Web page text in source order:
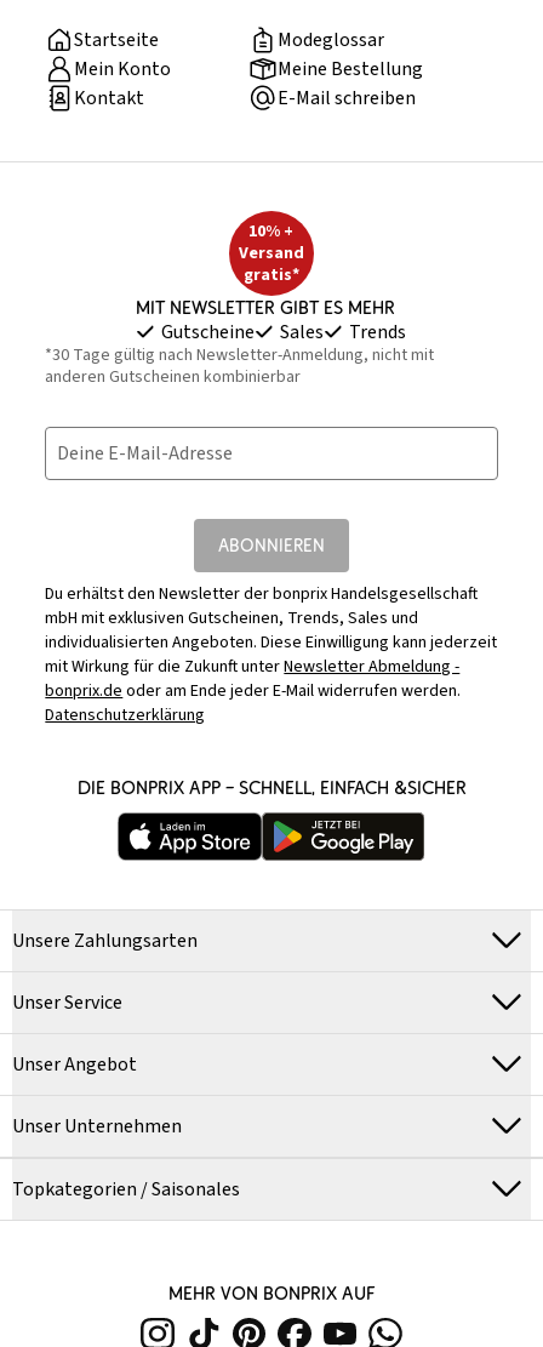
Startseite
Modeglossar
Mein Konto
Meine Bestellung
Kontakt
E-Mail schreiben
10% +
Versand
gratis*
Mit Newsletter gibt es mehr
Gutscheine Sales Trends
*30 Tage gültig nach Newsletter-Anmeldung, nicht mit
anderen Gutscheinen kombinierbar
Deine E-Mail-Adresse
ABONNIEREN
Du erhältst den Newsletter der bonprix Handelsgesellschaft
mbH mit exklusiven Gutscheinen, Trends, Sales und
individualisierten Angeboten. Diese Einwilligung kann jederzeit
mit Wirkung für die Zukunft unterNewsletter Abmeldung -
bonprix.deoder am Ende jeder E-Mail widerrufen werden.
Datenschutzerklärung
DIE BONPRIX APP – SCHNELL, EINFACH &SICHER
Unsere Zahlungsarten
Unser Service
Unser Angebot
Unser Unternehmen
Topkategorien / Saisonales
MEHR VON BONPRIX AUF